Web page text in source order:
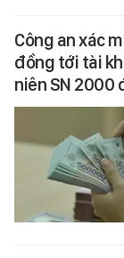
Công an xác
đồng tới tài
niên SN 2000